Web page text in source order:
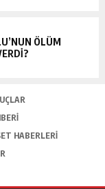
ÖLÜM
HABERLERİ